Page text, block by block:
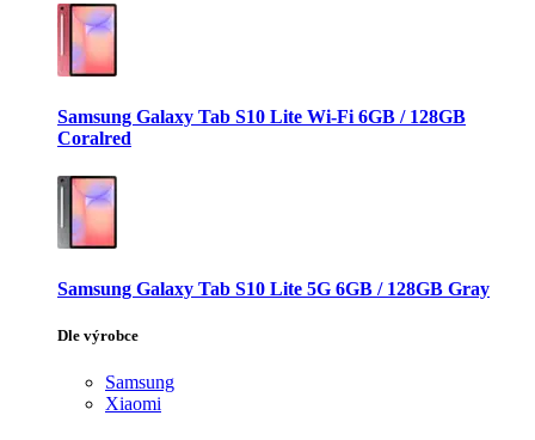
Samsung Galaxy Tab S10 Lite Wi-Fi 6GB / 128GB
Coralred
Samsung Galaxy Tab S10 Lite 5G 6GB / 128GB Gray
Dle výrobce
Samsung
Xiaomi